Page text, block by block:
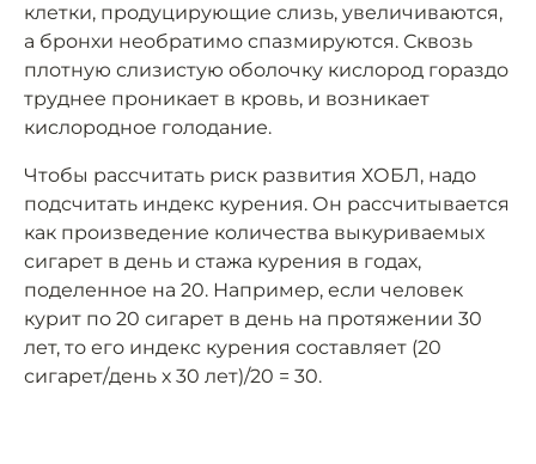
клетки, продуцирующие слизь, увеличиваются,
а бронхи необратимо спазмируются. Сквозь
плотную слизистую оболочку кислород гораздо
труднее проникает в кровь, и возникает
кислородное голодание.
Чтобы рассчитать риск развития ХОБЛ, надо
подсчитать индекс курения. Он рассчитывается
как произведение количества выкуриваемых
сигарет в день и стажа курения в годах,
поделенное на 20. Например, если человек
курит по 20 сигарет в день на протяжении 30
лет, то его индекс курения составляет (20
сигарет/день х 30 лет)/20 = 30.